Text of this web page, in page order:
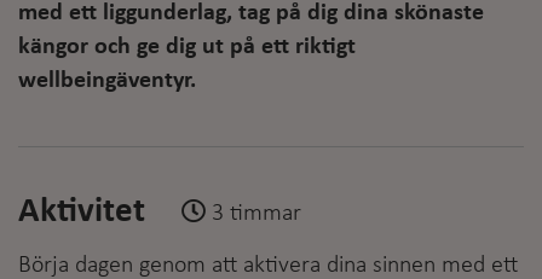
med ett liggunderlag, tag på dig dina skönaste
kängor och ge dig ut på ett riktigt
wellbeingäventyr.
Aktivitet 3 timmar
Börja dagen genom att aktivera dina sinnen med ett